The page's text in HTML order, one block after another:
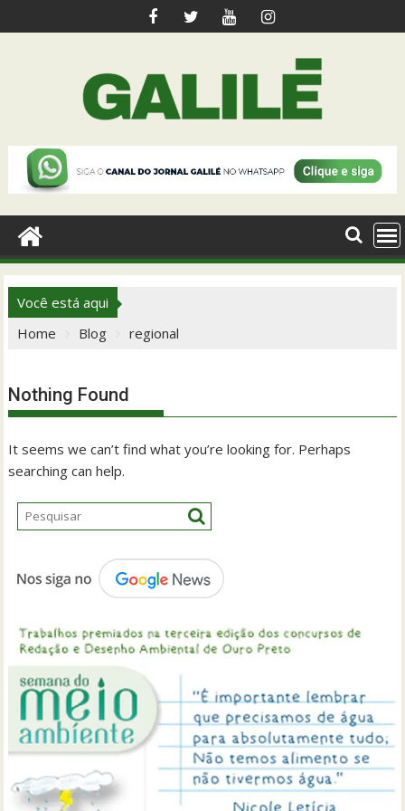
to
Você está aqui
Home
Blog regional
Nothing Found
It seems we can’t find what you’re looking for. Perhaps
searching can help.